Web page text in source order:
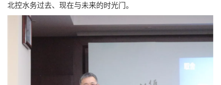
北控水务过去、现在与未来的时光门。